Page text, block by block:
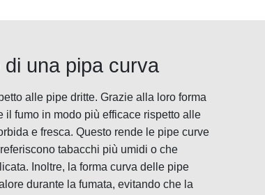
una pipa curva
alle pipe dritte. Grazie alla loro forma
il fumo in modo più efficace rispetto alle
e fresca. Questo rende le pipe curve
tabacchi più umidi o che
Inoltre, la forma curva delle pipe
durante la fumata, evitando che la